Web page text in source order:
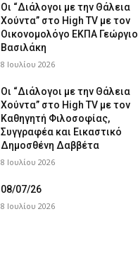
Οι “Διάλογοι με την Θάλεια
Χούντα” στο High TV με τον
Οικονομολόγο ΕΚΠΑ Γεώργιο
Βασιλάκη
8 Ιουλίου 2026
Οι “Διάλογοι με την Θάλεια
Χούντα” στο High TV με τον
Καθηγητή Φιλοσοφίας,
Συγγραφέα και Εικαστικό
Δημοσθένη Δαββέτα
8 Ιουλίου 2026
08/07/26
8 Ιουλίου 2026